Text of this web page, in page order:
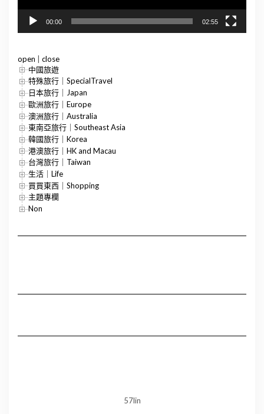
00:00 02:55
open
close
中國旅遊
特殊旅行｜SpecialTravel
日本旅行｜Japan
歐洲旅行｜Europe
澳洲旅行｜Australia
東南亞旅行｜Southeast Asia
韓國旅行｜Korea
港澳旅行｜HK and Macau
台灣旅行｜Taiwan
生活｜Life
買買東西｜Shopping
主題專欄
Non
57lin